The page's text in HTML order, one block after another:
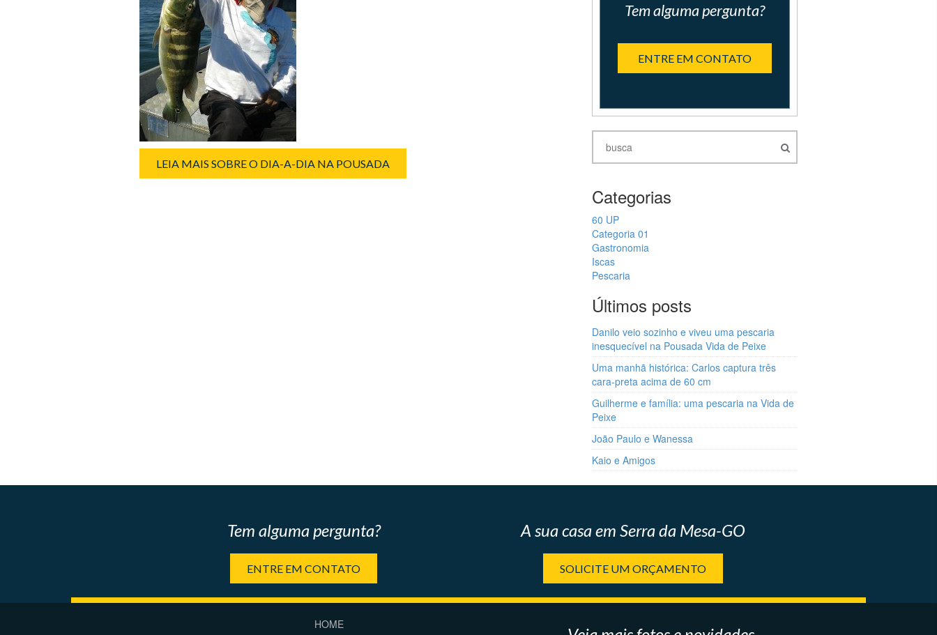
LEIA MAIS SOBRE O DIA-A-DIA NA POUSADA
Tem alguma pergunta?
ENTRE EM CONTATO
Categorias
60 UP
Categoria 01
Gastronomia
Iscas
Pescaria
Últimos posts
Danilo veio sozinho e viveu uma pescaria
inesquecível na Pousada Vida de Peixe
Uma manhã histórica: Carlos captura três
cara-preta acima de 60 cm
Guilherme e família: uma pescaria na Vida de
Peixe
João Paulo e Wanessa
Kaio e Amigos
Tem alguma pergunta?
ENTRE EM CONTATO
A sua casa em Serra da Mesa-GO
SOLICITE UM ORÇAMENTO
HOME